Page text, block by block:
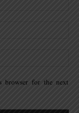
browser for the next